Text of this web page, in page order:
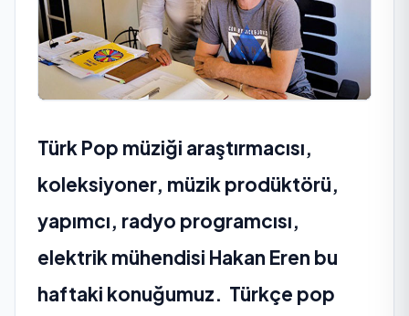
Türk Pop müziği araştırmacısı,
koleksiyoner, müzik prodüktörü,
yapımcı, radyo programcısı,
elektrik mühendisi Hakan Eren bu
haftaki konuğumuz. Türkçe pop